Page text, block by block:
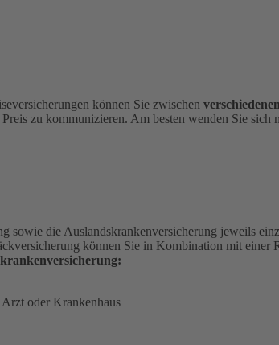
können Sie zwischen
zu kommunizieren. Am besten wenden Sie
sowie die Auslandskrankenversicherung jeweils
können Sie in Kombination mit einer
oder Krankenhaus